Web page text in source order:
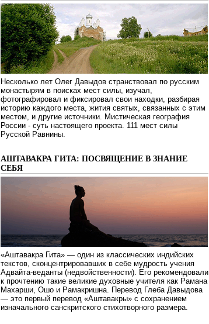
Несколько лет Олег Давыдов странствовал по русским
монастырям в поисках мест силы, изучал,
фотографировал и фиксировал свои находки, разбирая
историю каждого места, жития святых, связанных с этим
местом, и другие источники. Мистическая география
России - суть настоящего проекта. 111 мест силы
Русской Равнины.
АШТАВАКРА ГИТА: ПОСВЯЩЕНИЕ В ЗНАНИЕ
СЕБЯ
«Аштавакра Гита» — один из классических индийских
текстов, сконцентрировавших в себе мудрость учения
Адвайта-веданты (недвойственности). Его рекомендовали
к прочтению такие великие духовные учителя как Рамана
Махарши, Ошо и Рамакришна. Перевод Глеба Давыдова
— это первый перевод «Аштавакры» с сохранением
изначального санскритского стихотворного размера.